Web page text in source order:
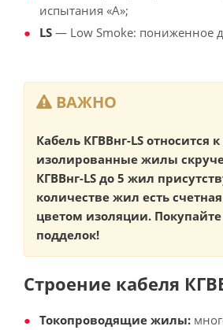
испытания «А»;
LS — Low Smoke: пониженное
ВАЖНО
Кабель КГВВнг-LS относится
изолированные жилы
КГВВнг-LS до 5 жил
количестве жил есть
цветом изоляции.
подделок!
Строение кабеля
Токопроводящие жилы: